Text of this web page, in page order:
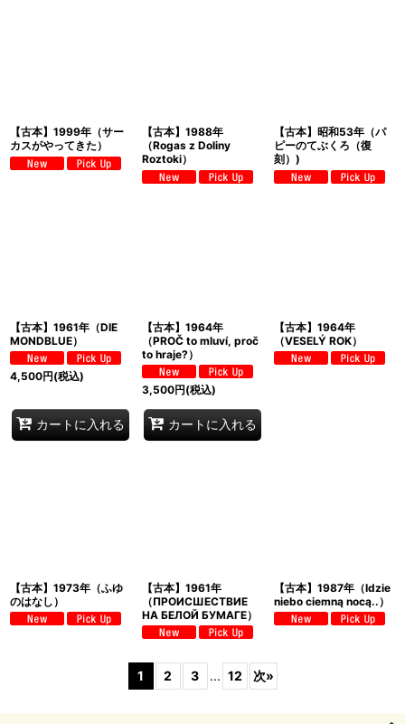
【古本】1999年（サー
カスがやってきた）
【古本】1988年
（Rogas z Doliny
Roztoki）
【古本】昭和53年（パ
ピーのてぶくろ（復
刻）)
【古本】1961年（DIE
MONDBLUE）
4,500円(税込)
カートに入れる
【古本】1964年
（PROČ to mluví, proč
to hraje?）
3,500円(税込)
カートに入れる
【古本】1964年
（VESELÝ ROK）
【古本】1973年（ふゆ
のはなし）
【古本】1961年
（ПРОИСШЕСТВИЕ
НА БЕЛОЙ БУМАГЕ）
【古本】1987年（Idzie
niebo ciemną nocą..）
1 2 3 ... 12 次»